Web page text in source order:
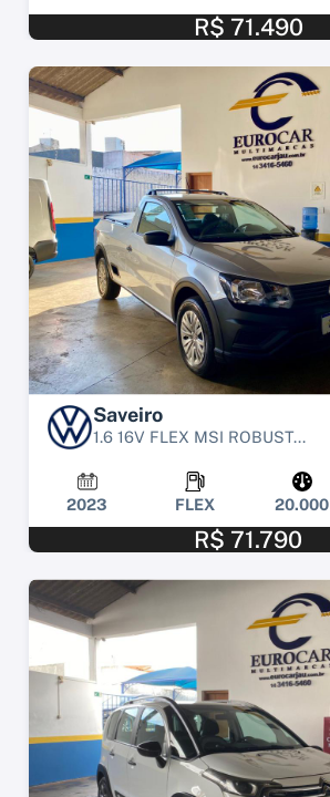
R$ 71.490
Saveiro
1.6 16V FLEX MSI ROBUST...
2023 FLEX 20.000
R$ 71.790